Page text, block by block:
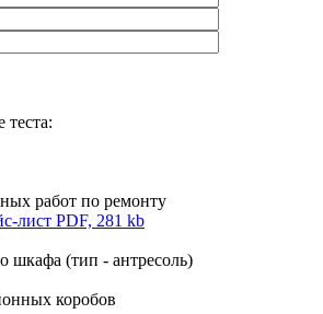
работ по ремонту
лист PDF, 281 kb
шкафа (тип - антресоль)
коробов